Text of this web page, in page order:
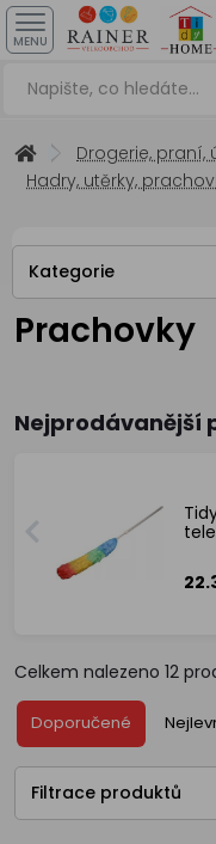
MENU
Drogerie, praní,
Hadry, utěrky,
Kategorie
Prachovky
Nejprodávanější
Celkem nalezeno 12
Doporučené
Filtrace produktů